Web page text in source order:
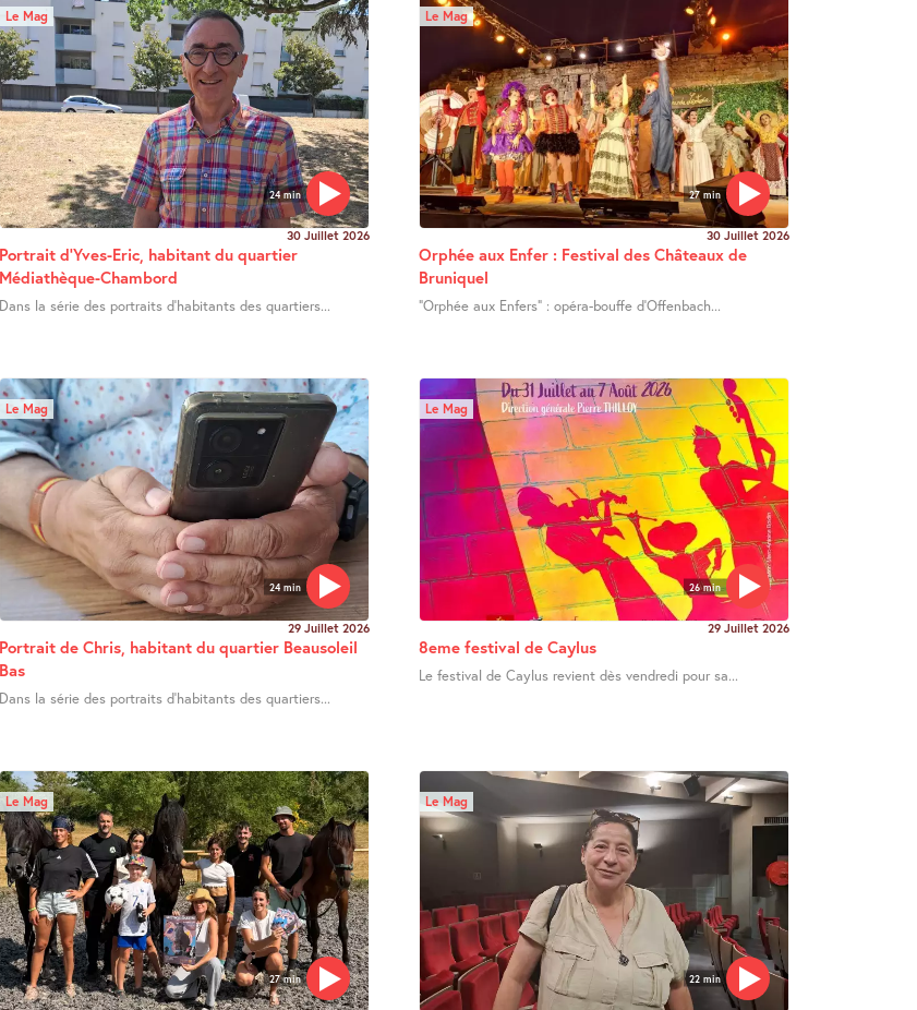
24 min
Le Mag
30 Juillet 2026
Portrait d’Yves-Eric, habitant du quartier
Médiathèque-Chambord
Dans la série des portraits d’habitants des quartiers...
27 min
Le Mag
30 Juillet 2026
Orphée aux Enfer : Festival des Châteaux de
Bruniquel
"Orphée aux Enfers" : opéra-bouffe d’Offenbach...
24 min
Le Mag
29 Juillet 2026
Portrait de Chris, habitant du quartier Beausoleil
Bas
Dans la série des portraits d’habitants des quartiers...
26 min
Le Mag
29 Juillet 2026
8eme festival de Caylus
Le festival de Caylus revient dès vendredi pour sa...
27 min
Le Mag
22 min
Le Mag